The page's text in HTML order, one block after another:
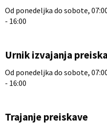
Od ponedeljka do sobote,
- 16:00
Urnik izvajanja
Od ponedeljka do sobote,
- 16:00
Trajanje preiskave